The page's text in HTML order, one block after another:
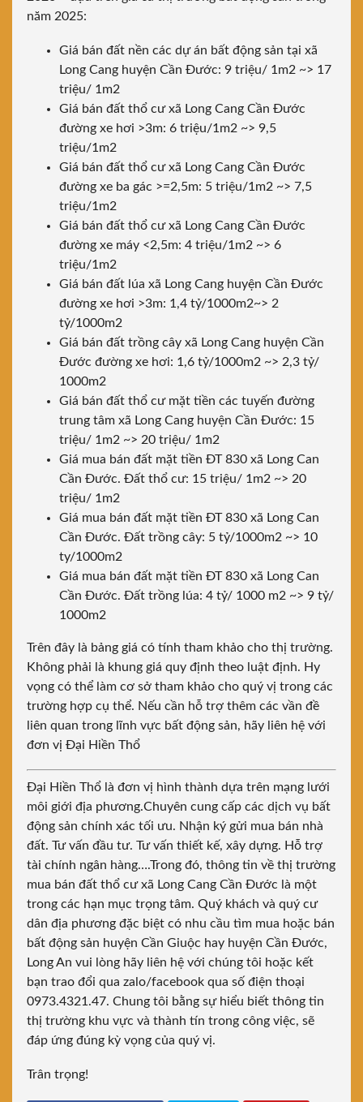
năm 2025:
Giá bán đất nền các dự án bất động sản tại xã
Long Cang huyện Cần Đước: 9 triệu/ 1m2 ~> 17
triệu/ 1m2
Giá bán đất thổ cư xã Long Cang Cần Đước
đường xe hơi >3m: 6 triệu/1m2 ~> 9,5
triệu/1m2
Giá bán đất thổ cư xã Long Cang Cần Đước
đường xe ba gác >=2,5m: 5 triệu/1m2 ~> 7,5
triệu/1m2
Giá bán đất thổ cư xã Long Cang Cần Đước
đường xe máy <2,5m: 4 triệu/1m2 ~> 6
triệu/1m2
Giá bán đất lúa xã Long Cang huyện Cần Đước
đường xe hơi >3m: 1,4 tỷ/1000m2~> 2
tỷ/1000m2
Giá bán đất trồng cây xã Long Cang huyện Cần
Đước đường xe hơi: 1,6 tỷ/1000m2 ~> 2,3 tỷ/
1000m2
Giá bán đất thổ cư mặt tiền các tuyến đường
trung tâm xã Long Cang huyện Cần Đước: 15
triệu/ 1m2 ~> 20 triệu/ 1m2
Giá mua bán đất mặt tiền ĐT 830 xã Long Can
Cần Đước. Đất thổ cư: 15 triệu/ 1m2 ~> 20
triệu/ 1m2
Giá mua bán đất mặt tiền ĐT 830 xã Long Can
Cần Đước. Đất trồng cây: 5 tỷ/1000m2 ~> 10
ty/1000m2
Giá mua bán đất mặt tiền ĐT 830 xã Long Can
Cần Đước. Đất trồng lúa: 4 tỷ/ 1000 m2 ~> 9 tỷ/
1000m2
Trên đây là bảng giá có tính tham khảo cho thị trường.
Không phải là khung giá quy định theo luật định. Hy
vọng có thể làm cơ sở tham khảo cho quý vị trong các
trường hợp cụ thể. Nếu cần hỗ trợ thêm các vần đề
liên quan trong lĩnh vực bất động sản, hãy liên hệ với
đơn vị Đại Hiền Thổ
Đại Hiền Thổ là đơn vị hình thành dựa trên mạng lưới
môi giới địa phương.Chuyên cung cấp các dịch vụ bất
động sản chính xác tối ưu. Nhận ký gửi mua bán nhà
đất. Tư vấn đầu tư. Tư vấn thiết kế, xây dựng. Hỗ trợ
tài chính ngân hàng….Trong đó, thông tin về thị trường
mua bán đất thổ cư xã Long Cang Cần Đước là một
trong các hạn mục trọng tâm. Quý khách và quý cư
dân địa phương đặc biệt có nhu cầu tìm mua hoặc bán
bất động sản huyện Cần Giuộc hay huyện Cần Đước,
Long An vui lòng hãy liên hệ với chúng tôi hoặc kết
bạn trao đổi qua zalo/facebook qua số điện thoại
0973.4321.47. Chung tôi bằng sự hiểu biết thông tin
thị trường khu vực và thành tín trong công việc, sẽ
đáp ứng đúng kỳ vọng của quý vị.
Trân trọng!